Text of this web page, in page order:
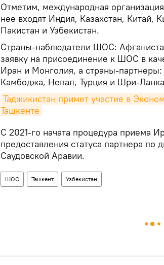
Отметим, международная
нее входят Индия, Казахстан, Китай,
Пакистан и Узбекистан.
Страны-наблюдатели ШОС:
заявку на присоединение к ШОС в
Иран и Монголия, а страны-
Камбоджа, Непал, Турция и Шри-
Таджикистан примет участие в
Ташкенте
С 2021-го начата процедура приема
предоставления статуса партнера по
Саудовской Аравии.
ШОС Ташкент Узбекистан